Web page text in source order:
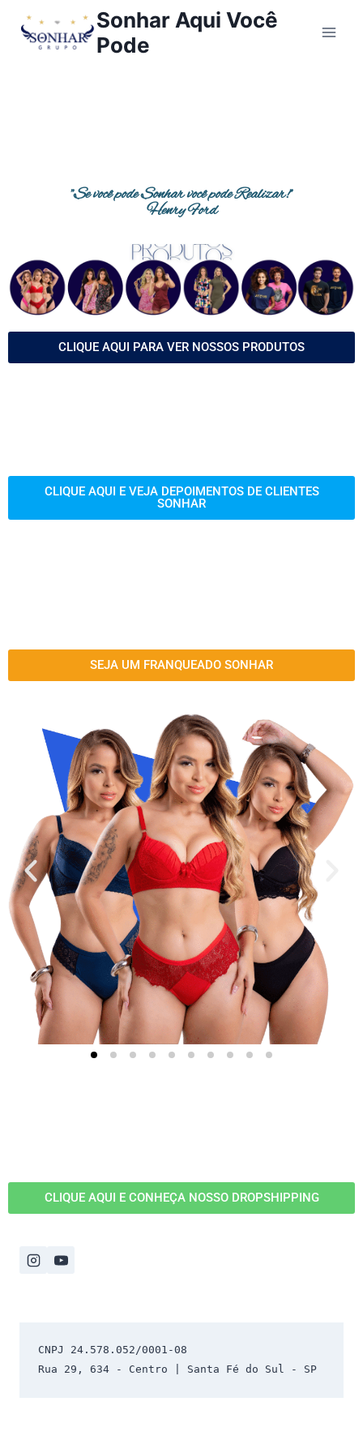
Sonhar Aqui Você
Pode
"Se você pode Sonhar você pode Realizar!"
Henry Ford
CLIQUE AQUI PARA VER NOSSOS PRODUTOS
CLIQUE AQUI E VEJA DEPOIMENTOS DE CLIENTES
SONHAR
SEJA UM FRANQUEADO SONHAR
CLIQUE AQUI E CONHEÇA NOSSO DROPSHIPPING
CNPJ 24.578.052/0001-08
Rua 29, 634 - Centro | Santa Fé do Sul - SP